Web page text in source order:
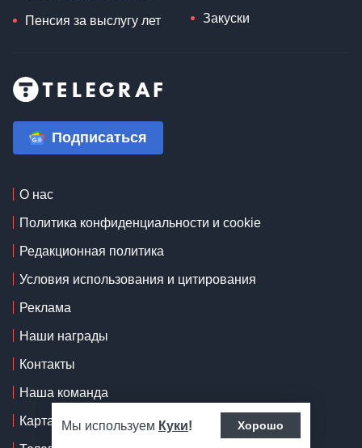
Мы используем Куки! Хорошо
Пенсия за выслугу лет Закуски
Подписаться
О нас
Политика конфиденциальности и cookie
Редакционная политика
Условия использования и цитирования
Реклама
Наши награды
Контакты
Наша команда
Карта сайта